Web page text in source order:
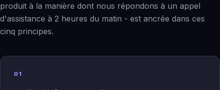
produit à la manière dont nous répondons à un appel
d'assistance à 2 heures du matin - est ancrée dans ces
cinq principes.
01